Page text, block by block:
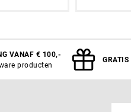
VANAF € 100,-
producten